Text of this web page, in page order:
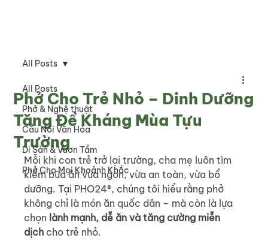
All Posts
Phở & Nghệ thuật
Cầu Nối Văn Hóa
Di Sản & Vươn Tầm
Phở Cho Mọi Khoảnh Khắc
All Posts
Phở Cho Trẻ Nhỏ – Dinh Dưỡng
Tăng Đề Kháng Mùa Tựu
Trường
Mỗi khi con trẻ trở lại trường, cha mẹ luôn tìm
kiếm bữa ăn vừa ngon, vừa an toàn, vừa bổ
dưỡng. Tại PHO24®, chúng tôi hiểu rằng phở
không chỉ là món ăn quốc dân – mà còn là lựa
chọn lành mạnh, dễ ăn và tăng cường miễn
dịch cho trẻ nhỏ.